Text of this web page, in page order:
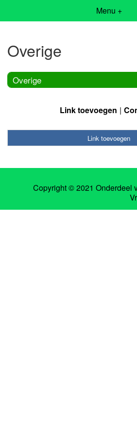
Menu +
Overige
Overige
Link toevoegen
Link toevoegen
Copyright © 2021 Onderdeel